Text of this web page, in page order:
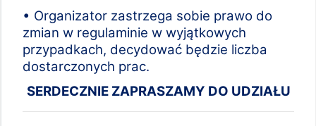
• Organizator zastrzega sobie prawo do
zmian w regulaminie w wyjątkowych
przypadkach, decydować będzie liczba
dostarczonych prac.
SERDECZNIE ZAPRASZAMY DO UDZIAŁU